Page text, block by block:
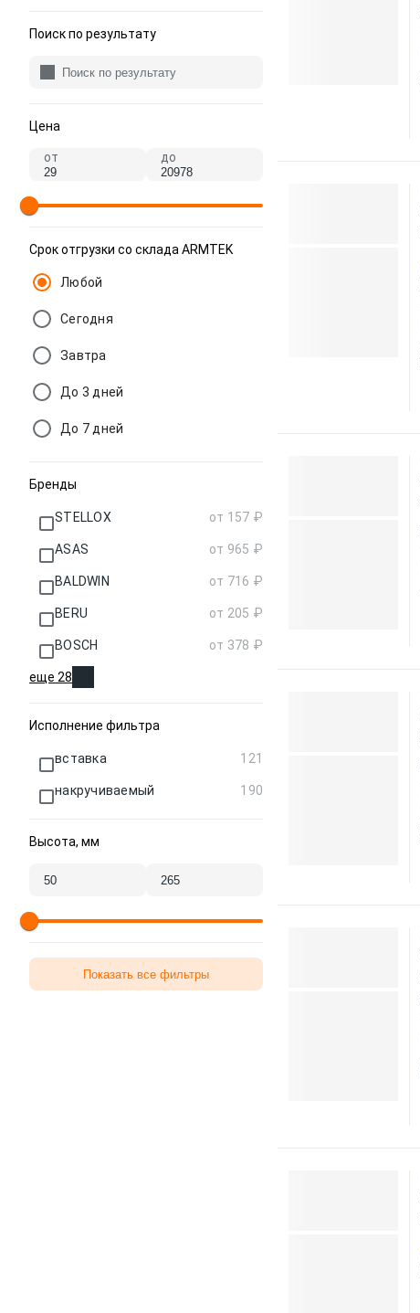
Поиск по результату
Цена
от до
Срок отгрузки со склада ARMTEK
Любой
Сегодня
Завтра
До 3 дней
До 7 дней
Бренды
STELLOX от 157 ₽
ASAS от 965 ₽
BALDWIN от 716 ₽
BERU от 205 ₽
BOSCH от 378 ₽
еще 28
Исполнение фильтра
вставка 121
накручиваемый 190
Высота, мм
Показать все фильтры